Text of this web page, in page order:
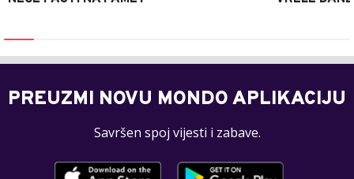
PREUZMI NOVU MONDO APLIKACIJU
Savršen spoj vijesti i zabave.